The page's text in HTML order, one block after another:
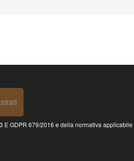
E GDPR 679/2016 e della normativa applicabile